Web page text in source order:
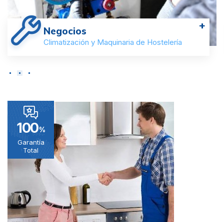
Negocios
Climatización y Maquinaria de Hostelería
+
100%
Garantía
Total